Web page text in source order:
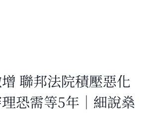
聯邦法院積壓惡化
恐需等5年｜細說燊